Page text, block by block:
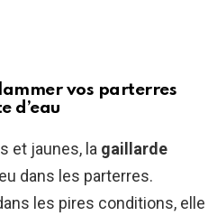
vos parterres
d’eau
et jaunes, la gaillarde
dans les parterres.
les pires conditions, elle